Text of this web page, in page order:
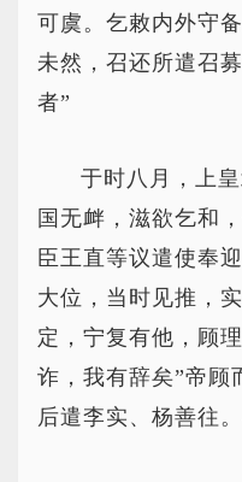
可虞。乞敕内外守
未然，召还所遣召
者”
于时八月，上
国无衅，滋欲乞和
臣王直等议遣使奉
大位，当时见推，
定，宁复有他，顾
诈，我有辞矣”帝顾
后遣李实、杨善往